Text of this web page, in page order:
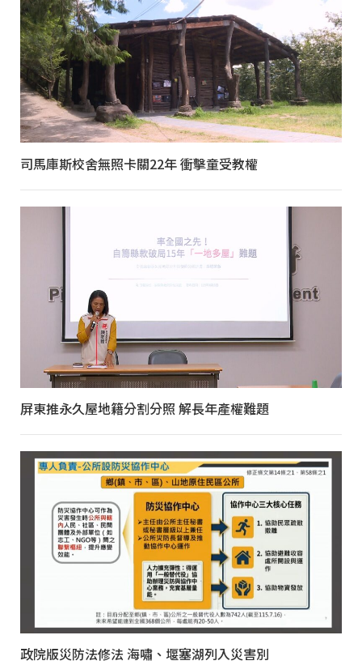
司馬庫斯校舍無照卡關22年 衝擊童受教權
屏東推永久屋地籍分割分照 解長年產權難題
政院版災防法修法 海嘯、堰塞湖列入災害別